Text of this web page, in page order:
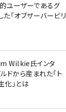
ユーザーであるグ
「オブザーバービリ
Wilkie氏インタ
ドから産まれた「ト
化」とは